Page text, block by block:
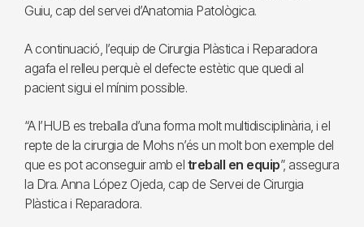
Guiu, cap del servei d’Anatomia Patològica.
A continuació, l’equip de Cirurgia Plàstica i Reparadora
agafa el relleu perquè el defecte estètic que quedi al
pacient sigui el mínim possible.
“A l’HUB es treballa d’una forma molt multidisciplinària, i el
repte de la cirurgia de Mohs n’és un molt bon exemple del
que es pot aconseguir amb el treball en equip”, assegura
la Dra. Anna López Ojeda, cap de Servei de Cirurgia
Plàstica i Reparadora.